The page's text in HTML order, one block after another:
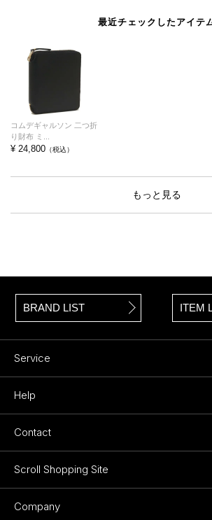
最近チェックしたアイテ
コムデギャルソン 二つ折
り財布 ミ...
¥ 24,800 （税込）
もっと見る
BRAND LIST ITEM
Service
Help
Contact
Scroll Shopping Site
Company